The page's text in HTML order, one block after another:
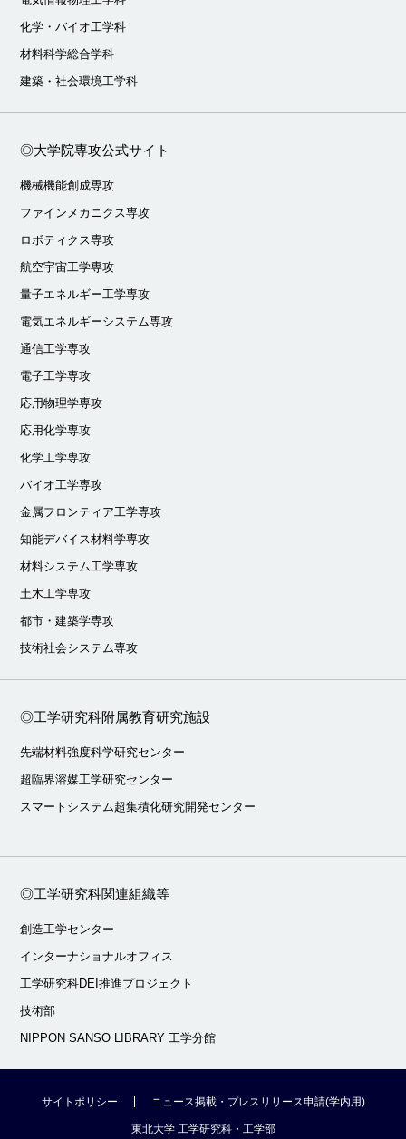
化学・バイオ工学科
材料科学総合学科
建築・社会環境工学科
◎大学院専攻公式サイト
機械機能創成専攻
ファインメカニクス専攻
ロボティクス専攻
航空宇宙工学専攻
量子エネルギー工学専攻
電気エネルギーシステム専攻
通信工学専攻
電子工学専攻
応用物理学専攻
応用化学専攻
化学工学専攻
バイオ工学専攻
金属フロンティア工学専攻
知能デバイス材料学専攻
材料システム工学専攻
土木工学専攻
都市・建築学専攻
技術社会システム専攻
◎工学研究科附属教育研究施設
先端材料強度科学研究センター
超臨界溶媒工学研究センター
スマートシステム超集積化研究開発センター
◎工学研究科関連組織等
創造工学センター
インターナショナルオフィス
工学研究科DEI推進プロジェクト
技術部
NIPPON SANSO LIBRARY 工学分館
サイトポリシー ニュース掲載・プレスリリース申請(学内用)
東北大学 工学研究科・工学部